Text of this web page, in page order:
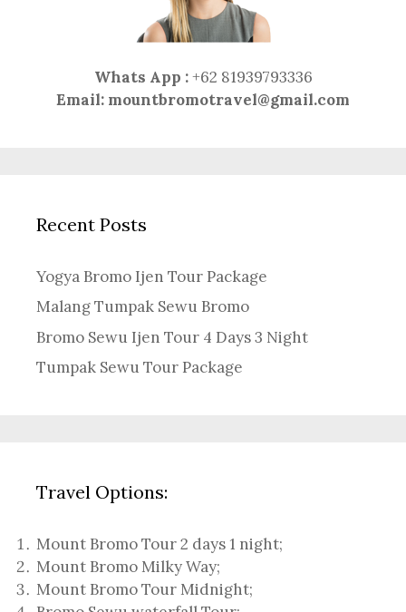
Whats App : +62 81939793336
Email: mountbromotravel@gmail.com
Recent Posts
Yogya Bromo Ijen Tour Package
Malang Tumpak Sewu Bromo
Bromo Sewu Ijen Tour 4 Days 3 Night
Tumpak Sewu Tour Package
Travel Options:
Mount Bromo Tour 2 days 1 night;
Mount Bromo Milky Way;
Mount Bromo Tour Midnight;